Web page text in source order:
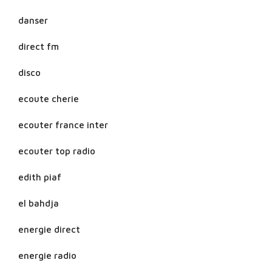
danser
direct fm
disco
ecoute cherie
ecouter france inter
ecouter top radio
edith piaf
el bahdja
energie direct
energie radio